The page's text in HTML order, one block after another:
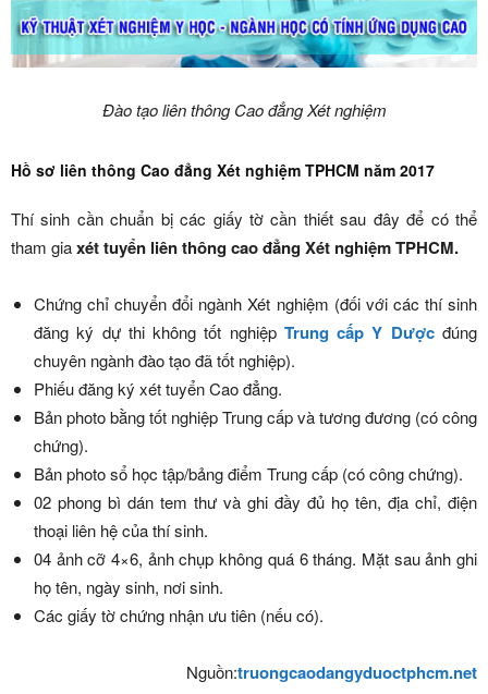
Đào tạo liên thông Cao đẳng Xét nghiệm
Hồ sơ liên thông Cao đẳng Xét nghiệm TPHCM năm 2017
Thí sinh cần chuẩn bị các giấy tờ cần thiết sau đây để có thể
tham giaxét tuyển liên thông cao đẳng Xét nghiệm TPHCM.
Chứng chỉ chuyển đổi ngành Xét nghiệm (đối với các thí sinh
đăng ký dự thi không tốt nghiệp Trung cấp Y Dược đúng
chuyên ngành đào tạo đã tốt nghiệp).
Phiếu đăng ký xét tuyển Cao đẳng.
Bản photo bằng tốt nghiệp Trung cấp và tương đương (có công
chứng).
Bản photo sổ học tập/bảng điểm Trung cấp (có công chứng).
02 phong bì dán tem thư và ghi đầy đủ họ tên, địa chỉ, điện
thoại liên hệ của thí sinh.
04 ảnh cỡ 4×6, ảnh chụp không quá 6 tháng. Mặt sau ảnh ghi
họ tên, ngày sinh, nơi sinh.
Các giấy tờ chứng nhận ưu tiên (nếu có).
Nguồn:truongcaodangyduoctphcm.net